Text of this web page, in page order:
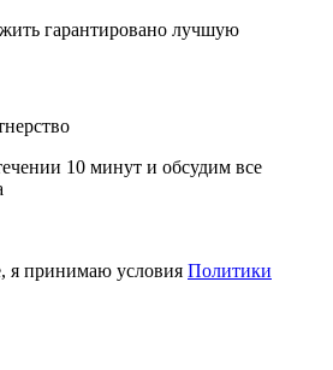
гарантировано лучшую
10 минут и обсудим все
я принимаю условия Политики